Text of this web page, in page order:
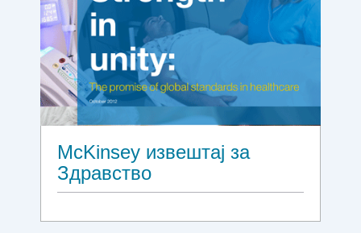
McKinsey извештај за
Здравство